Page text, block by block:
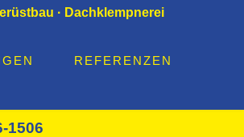
· Dachklempnerei
REFERENZEN
1506